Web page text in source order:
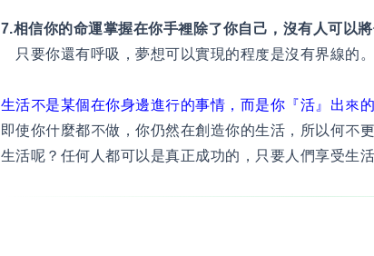
7.相信你的命運掌握在你手裡除了你自己，沒有人可以將
只要你還有呼吸，夢想可以實現的程度是沒有界線的。
生活不是某個在你身邊進行的事情，而是你『活』出來的
即使你什麼都不做，你仍然在創造你的生活，所以何不
生活呢？任何人都可以是真正成功的，只要人們享受生